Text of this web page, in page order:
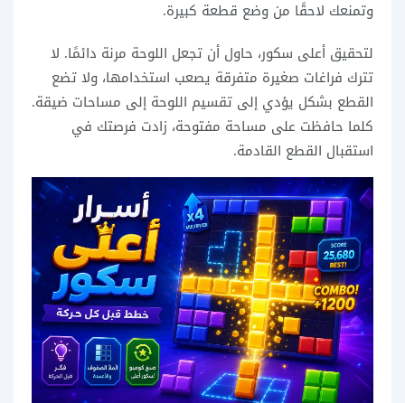
وتمنعك لاحقًا من وضع قطعة كبيرة.
لتحقيق أعلى سكور، حاول أن تجعل اللوحة مرنة دائمًا. لا
تترك فراغات صغيرة متفرقة يصعب استخدامها، ولا تضع
القطع بشكل يؤدي إلى تقسيم اللوحة إلى مساحات ضيقة.
كلما حافظت على مساحة مفتوحة، زادت فرصتك في
استقبال القطع القادمة.